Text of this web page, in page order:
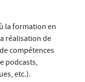
la formation en
réalisation de
compétences
podcasts,
etc.).